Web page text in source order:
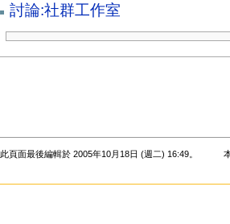
討論:社群工作室
此頁面最後編輯於 2005年10月18日 (週二) 16:49。